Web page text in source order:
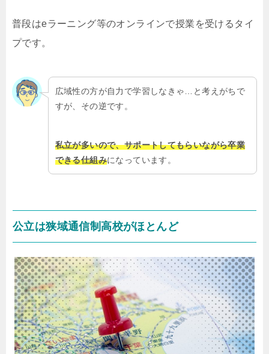
普段はeラーニング等のオンラインで授業を受けるタイ
プです。
広域性の方が自力で学習しなきゃ…と考えがちで
すが、その逆です。
私立が多いので、サポートしてもらいながら卒業
できる仕組みになっています。
公立は狭域通信制高校がほとんど